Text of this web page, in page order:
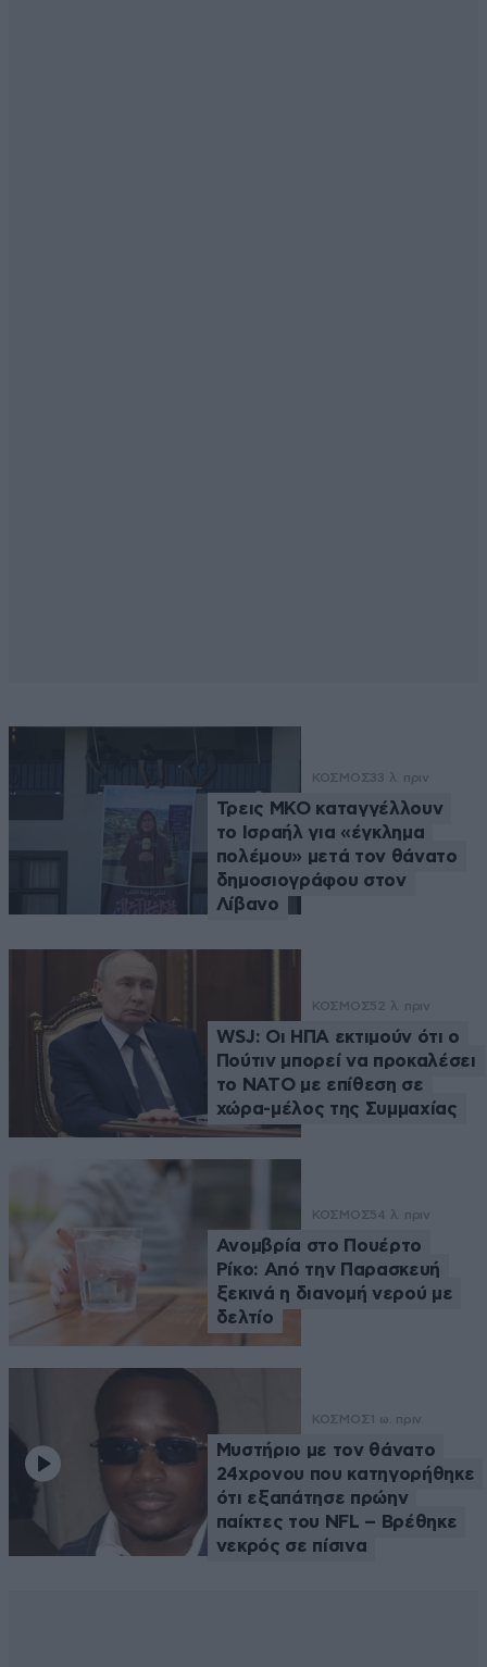
ΚΟΣΜΟΣ33 λ. πριν
Τρεις ΜΚΟ καταγγέλλουν
το Ισραήλ για «έγκλημα
πολέμου» μετά τον θάνατο
δημοσιογράφου στον
Λίβανο
ΚΟΣΜΟΣ52 λ. πριν
WSJ: Οι ΗΠΑ εκτιμούν ότι ο
Πούτιν μπορεί να προκαλέσει
το ΝΑΤΟ με επίθεση σε
χώρα-μέλος της Συμμαχίας
ΚΟΣΜΟΣ54 λ. πριν
Ανομβρία στο Πουέρτο
Ρίκο: Από την Παρασκευή
ξεκινά η διανομή νερού με
δελτίο
ΚΟΣΜΟΣ 1 ω. πριν
Μυστήριο με τον θάνατο
24χρονου που κατηγορήθηκε
ότι εξαπάτησε πρώην
παίκτες του NFL – Βρέθηκε
νεκρός σε πίσινα